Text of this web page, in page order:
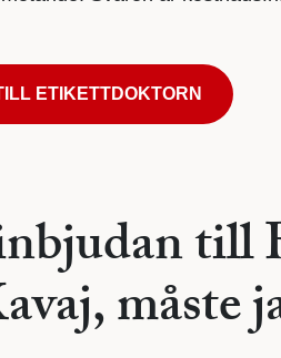
ETIKETTDOKTORN
till
måste